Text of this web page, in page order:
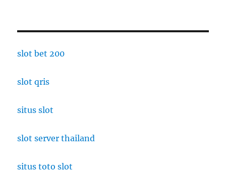
slot bet 200
slot qris
situs slot
slot server thailand
situs toto slot